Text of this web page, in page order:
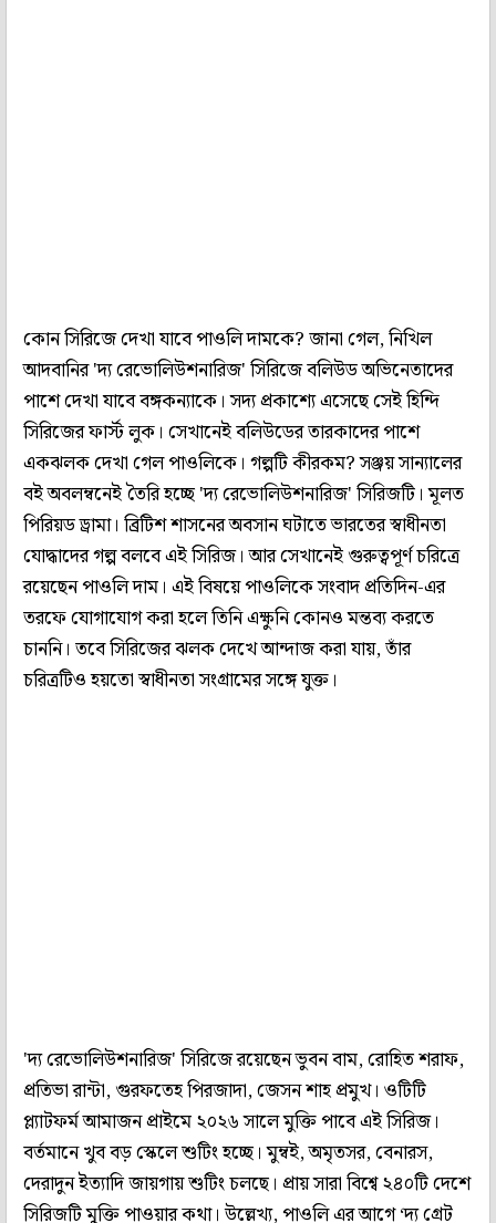
কোন সিরিজে দেখা যাবে পাওলি দামকে? জানা গেল, নিখিল
আদবানির 'দ‌্য রেভোলিউশনারিজ' সিরিজে বলিউড অভিনেতাদের
পাশে দেখা যাবে বঙ্গকন্যাকে। সদ‌্য প্রকাশ্যে এসেছে সেই হিন্দি
সিরিজের ফার্স্ট লুক। সেখানেই বলিউডের তারকাদের পাশে
একঝলক দেখা গেল পাওলিকে। গল্পটি কীরকম? সঞ্জয় সান‌্যালের
বই অবলম্বনেই তৈরি হচ্ছে 'দ‌্য রেভোলিউশনারিজ' সিরিজটি। মূলত
পিরিয়ড ড্রামা। ব্রিটিশ শাসনের অবসান ঘটাতে ভারতের স্বাধীনতা
যোদ্ধাদের গল্প বলবে এই সিরিজ। আর সেখানেই গুরুত্বপূর্ণ চরিত্রে
রয়েছেন পাওলি দাম। এই বিষয়ে পাওলিকে সংবাদ প্রতিদিন-এর
তরফে যোগাযোগ করা হলে তিনি এক্ষুনি কোনও মন্তব‌্য করতে
চাননি। তবে সিরিজের ঝলক দেখে আন্দাজ করা যায়, তাঁর
চরিত্রটিও হয়তো স্বাধীনতা সংগ্রামের সঙ্গে যুক্ত।
'দ‌্য রেভোলিউশনারিজ' সিরিজে রয়েছেন ভুবন বাম, রোহিত শরাফ,
প্রতিভা রান্টা, গুরফতেহ পিরজাদা, জেসন শাহ প্রমুখ। ওটিটি
প্ল্যাটফর্ম আমাজন প্রাইমে ২০২৬ সালে মুক্তি পাবে এই সিরিজ।
বর্তমানে খুব বড় স্কেলে শুটিং হচ্ছে। মুম্বই, অমৃতসর, বেনারস,
দেরাদুন ইত‌্যাদি জায়গায় শুটিং চলছে। প্রায় সারা বিশ্বে ২৪০টি দেশে
সিরিজটি মুক্তি পাওয়ার কথা। উল্লেখ্য, পাওলি এর আগে ‘দ‌্য গ্রেট